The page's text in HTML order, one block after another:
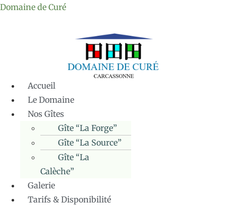
Domaine de Curé
Accueil
Le Domaine
Nos Gîtes
Gîte “La Forge”
Gîte “La Source”
Gîte “La
Calèche”
Galerie
Tarifs & Disponibilité